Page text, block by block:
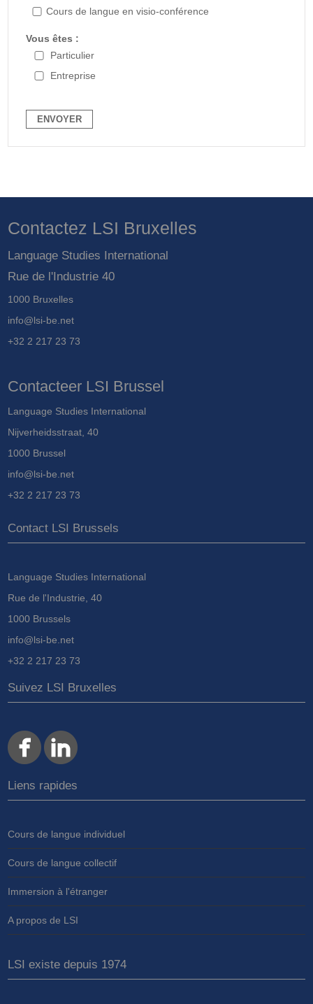
Cours de langue en visio-conférence
Vous êtes :
Particulier
Entreprise
Contactez LSI Bruxelles
Language Studies International
Rue de l'Industrie 40
1000 Bruxelles
info@lsi-be.net
+32 2 217 23 73
Contacteer LSI Brussel
Language Studies International
Nijverheidsstraat, 40
1000 Brussel
info@lsi-be.net
+32 2 217 23 73
Contact LSI Brussels
Language Studies International
Rue de l'Industrie, 40
1000 Brussels
info@lsi-be.net
+32 2 217 23 73
Suivez LSI Bruxelles
Liens rapides
Cours de langue individuel
Cours de langue collectif
Immersion à l'étranger
A propos de LSI
LSI existe depuis 1974